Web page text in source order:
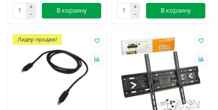
В корзину В корзину
Лидер продаж!